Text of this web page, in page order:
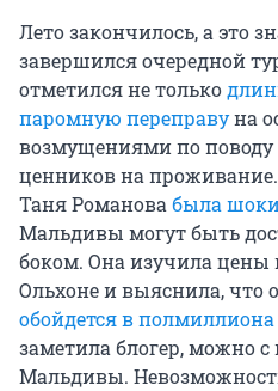
Лето закончилось, а это
завершился очередной
отметился не только
паромную переправуна
возмущениями по
ценников на
Таня Романовабыла
Мальдивы могут быть
боком. Она изучила цены
Ольхоне и выяснила, что
обойдется в
заметила блогер, можно
Мальдивы.